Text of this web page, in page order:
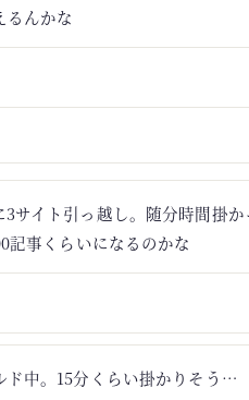
るんかな
3サイト引っ越し。随分時間掛か
記事くらいになるのかな
ド中。15分くらい掛かりそう…